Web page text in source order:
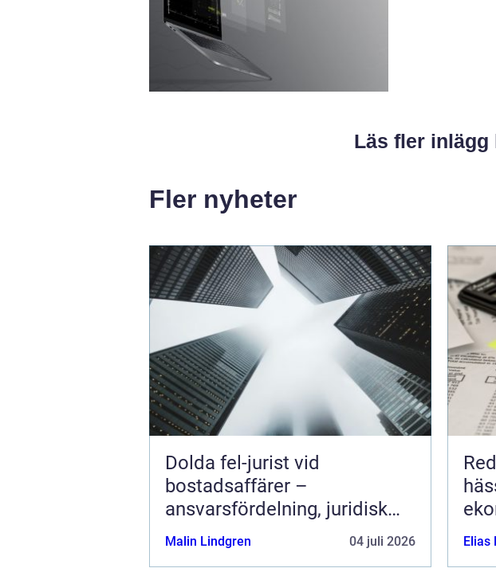
Läs fler inlägg
Fler nyheter
Dolda fel-jurist vid
bostadsaffärer –
ansvarsfördelning, juridisk
prövning och hantering av
fastighetstvister
Malin Lindgren 04 juli 2026 Elias